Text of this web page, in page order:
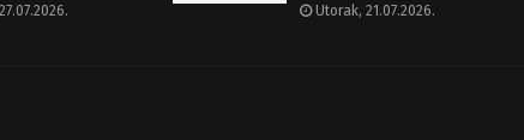
Utorak, 21.07.2026.